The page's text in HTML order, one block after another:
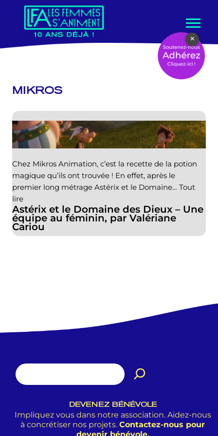
contenu
MIKROS
Astérix et le Domaine des Dieux – Une
équipe au féminin, par Valériane
Cariou
Chez Mikros Animation, c’est la recette de la potion
magique qu’ils ont trouvée ! En effet, après le
premier long métrage Astérix et le Domaine… Tout
lire
DEVENEZ BÉNÉVOLE
Impliquez vous dans notre association. Aidez-nous
à concrétiser nos projets. Contactez-nous pour
×